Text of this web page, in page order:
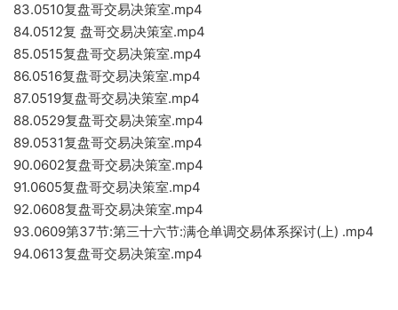
83.0510复盘哥交易决策室.mp4
84.0512复 盘哥交易决策室.mp4
85.0515复盘哥交易决策室.mp4
86.0516复盘哥交易决策室.mp4
87.0519复盘哥交易决策室.mp4
88.0529复盘哥交易决策室.mp4
89.0531复盘哥交易决策室.mp4
90.0602复盘哥交易决策室.mp4
91.0605复盘哥交易决策室.mp4
92.0608复盘哥交易决策室.mp4
93.0609第37节:第三十六节:满仓单调交易体系探讨(上) .mp4
94.0613复盘哥交易决策室.mp4